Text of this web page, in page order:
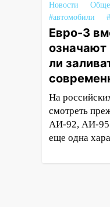
итоги
области
09:18 Из-
трамваев
09:15
ребенка,
Новости
#автомобили
Евро-3
ли
На
смотреть
АИ-92, АИ-95
еще одна